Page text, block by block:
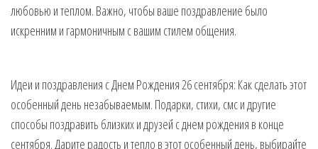
любовью и теплом. Важно, чтобы ваше поздравление было
искренним и гармоничным с вашим стилем общения.
Идеи и поздравления с Днем Рождения 26 сентября: Как сделать этот
особенный день незабываемым. Подарки, стихи, смс и другие
способы поздравить близких и друзей с днем рождения в конце
сентября. Дарите радость и тепло в этот особенный день, выбирайте